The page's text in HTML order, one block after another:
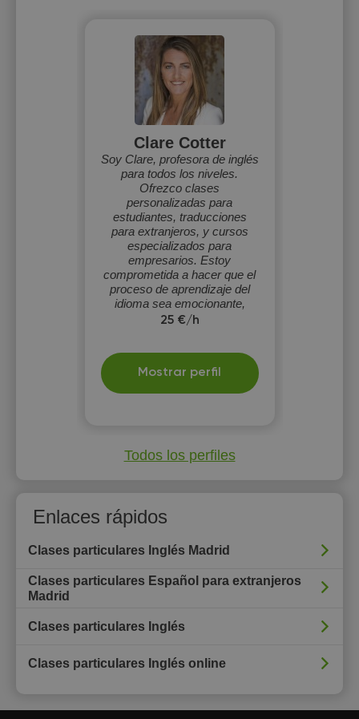
Clare Cotter
Soy Clare, profesora de inglés
para todos los niveles.
Ofrezco clases
personalizadas para
estudiantes, traducciones
para extranjeros, y cursos
especializados para
empresarios. Estoy
comprometida a hacer que el
proceso de aprendizaje del
idioma sea emocionante,
práctico y realmente
25 €/h
Mostrar perfil
Todos los perfiles
Enlaces rápidos
Clases particulares Inglés Madrid
Clases particulares Español para extranjeros
Madrid
Clases particulares Inglés
Clases particulares Inglés online